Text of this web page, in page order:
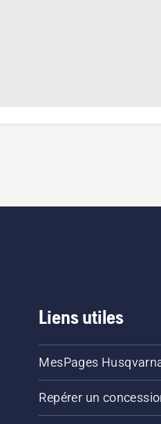
Liens utiles
MesPages
Repérer un